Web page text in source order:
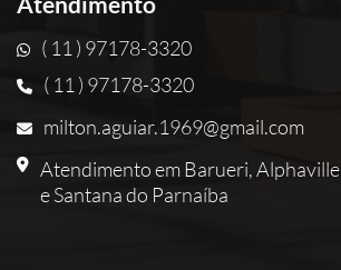
( 11 ) 97178-3320
( 11 ) 97178-3320
milton.aguiar.1969@gmail.com
Atendimento em Barueri,
e Santana do Parnaíba